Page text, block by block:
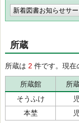
新着図書お知らせサー
所蔵
所蔵は 2 件です。現在
所蔵館 所
そうふけ
本埜